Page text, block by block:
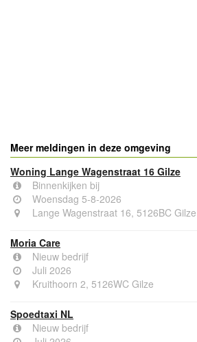
Meer meldingen in deze omgeving
Woning Lange Wagenstraat 16 Gilze
Binnenkijken bij
Woensdag 5-8-2026
Lange Wagenstraat 16, 5126BC Gilze
Moria Care
Nieuw bedrijf
Juli 2026
Kruithoorn 2, 5126WC Gilze
Spoedtaxi NL
Nieuw bedrijf